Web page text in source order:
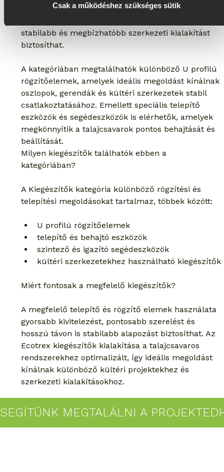
Csak a működéshez szükséges sütik
SEGÍTÜNK MEGTALÁLNI A
kiegészítők használata nemcsak gyorsabb
stabilabb és megbízhatóbb szerkezeti kialakítást
biztosíthat.
A kategóriában megtalálhatók különböző U profilú
rögzítőelemek, amelyek ideális megoldást kínálnak
oszlopok, gerendák és kültéri szerkezetek stabil
csatlakoztatásához. Emellett speciális telepítő
eszközök és segédeszközök is elérhetők, amelyek
megkönnyítik a talajcsavarok pontos behajtását és
beállítását.
Milyen kiegészítők találhatók ebben a
kategóriában?
A Kiegészítők kategória különböző rögzítési és
telepítési megoldásokat tartalmaz, többek között:
U profilú rögzítőelemek
telepítő és behajtó eszközök
szintező és igazító segédeszközök
kültéri szerkezetekhez használható kiegészítők
Miért fontosak a megfelelő kiegészítők?
A megfelelő telepítő és rögzítő elemek használata
gyorsabb kivitelezést, pontosabb szerelést és
hosszú távon is stabilabb alapozást biztosíthat. Az
Ecotrex kiegészítők kialakítása a talajcsavaros
rendszerekhez optimalizált, így ideális megoldást
kínálnak különböző kültéri projektekhez és
szerkezeti kialakításokhoz.